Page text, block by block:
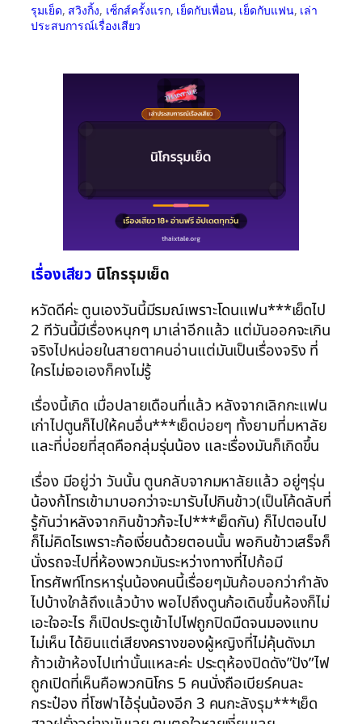
รุมเย็ด, สวิงกิ้ง, เซ็กส์ครั้งแรก, เย็ดกับเพื่อน, เย็ดกับแฟน, เล่า
ประสบการณ์เรื่องเสียว
เรื่องเสียว นิโกรรุมเย็ด
หวัดดีค่ะ ตูนเองวันนี้มีรมณ์เพราะโดนแฟน***เย็ดไป
2 ทีวันนี้มีเรื่องหนุกๆ มาเล่าอีกแล้ว แต่มันออกจะเกิน
จริงไปหน่อยในสายตาคนอ่านแต่มันเป็นเรื่องจริง ที่
ใครไม่เจอเองก็คงไม่รู้
เรื่องนี้เกิด เมื่อปลายเดือนที่แล้ว หลังจากเลิกกะแฟน
เก่าไปตูนก็ไปให้คนอื่น***เย็ดบ่อยๆ ทั้งยามที่มหาลัย
และที่บ่อยที่สุดคือกลุ่มรุ่นน้อง และเรื่องมันก็เกิดขึ้น
เรื่อง มีอยู่ว่า วันนั้น ตูนกลับจากมหาลัยแล้ว อยู่ๆรุ่น
น้องก้โทรเข้ามาบอกว่าจะมารับไปกินข้าว(เป็นโค้ดลับที่
รู้กันว่าหลังจากกินข้าวก้จะไป***เย็ดกัน) ก็ไปตอนไป
ก็ไม่คิดไรเพราะก้อเงี่ยนด้วยตอนนั้น พอกินข้าวเสร็จก็
นั่งรถจะไปที่ห้องพวกมันระหว่างทางที่ไปก้อมี
โทรศัพท์โทรหารุ่นน้องคนนี้เรื่อยๆมันก้อบอกว่ากำลัง
ไปบ้างใกล้ถึงแล้วบ้าง พอไปถึงตูนก้อเดินขึ้นห้องก็ไม่
เอะใจอะไร ก็เปิดประตูเข้าไปไฟถูกปิดมืดจนมองแทบ
ไม่เห็น ได้ยินแต่เสียงครางของผู้หญิงที่ไม่คุ้นดังมา
ก้าวเข้าห้องไปเท่านั้นแหละค่ะ ประตุห้องปิดดัง”ปัง”ไฟ
ถูกเปิดที่เห็นคือพวกนิโกร 5 คนนั่งถือเบียร์คนละ
กระป๋อง ที่โซฟาไอ้รุ่นน้องอีก 3 คนกะลังรุม***เย็ด